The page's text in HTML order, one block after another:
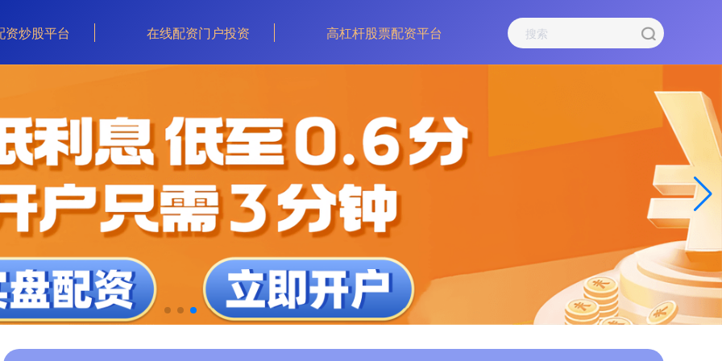
资炒股平台 在线配资门户投资 高杠杆股票配资平台